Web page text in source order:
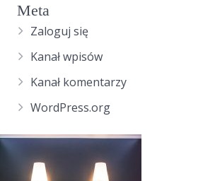
Meta
Zaloguj się
Kanał wpisów
Kanał komentarzy
WordPress.org